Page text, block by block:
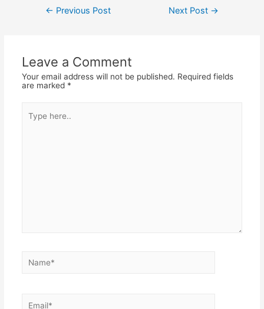
Post
← Previous Post Next Post →
Leave a Comment
Your email address will not be published. Required fields
are marked *
here..